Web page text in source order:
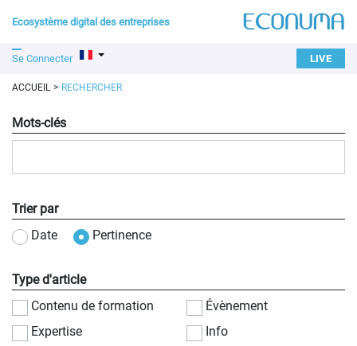
Ecosystème digital des entreprises
Se Connecter LIVE
ACCUEIL RECHERCHER
Mots-clés
Trier par
Date
Pertinence
Type d'article
Contenu de formation
Évènement
Expertise
Info